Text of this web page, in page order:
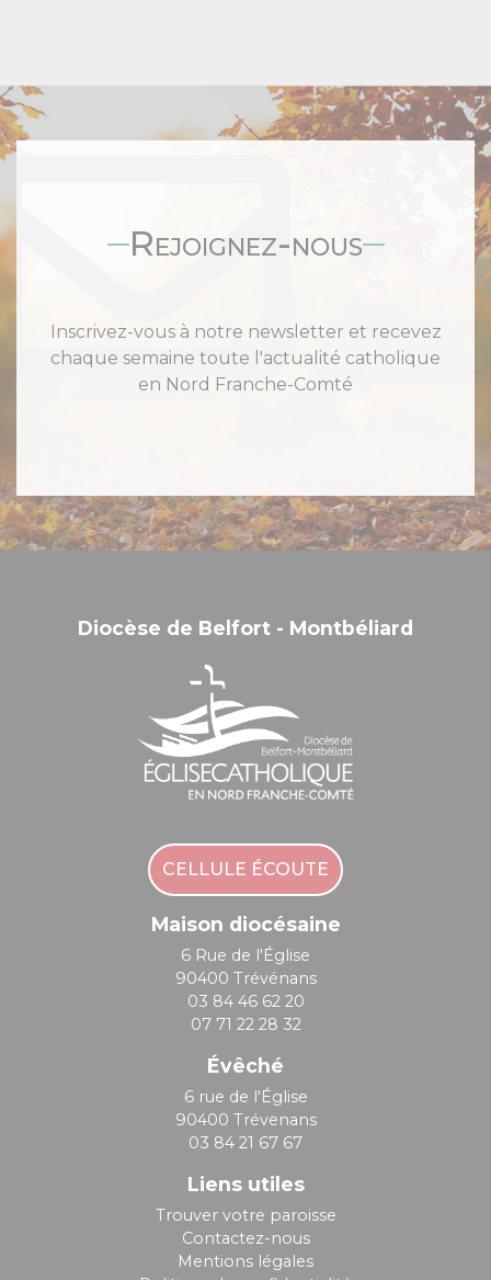
Rejoignez-nous
Inscrivez-vous à notre newsletter et recevez
chaque semaine toute l'actualité catholique
en Nord Franche-Comté
Diocèse de Belfort - Montbéliard
CELLULE ÉCOUTE
Maison diocésaine
6 Rue de l'Église
90400 Trévénans
03 84 46 62 20
07 71 22 28 32
Évêché
6 rue de l'Église
90400 Trévenans
03 84 21 67 67
Liens utiles
Trouver votre paroisse
Contactez-nous
Mentions légales